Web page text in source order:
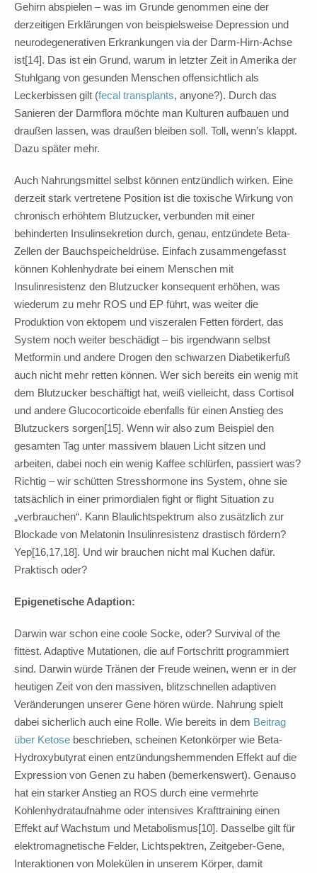
Gehirn abspielen – was im Grunde genommen eine der
derzeitigen Erklärungen von beispielsweise Depression und
neurodegenerativen Erkrankungen via der Darm-Hirn-Achse
ist[14]. Das ist ein Grund, warum in letzter Zeit in Amerika der
Stuhlgang von gesunden Menschen offensichtlich als
Leckerbissen gilt (fecal transplants, anyone?). Durch das
Sanieren der Darmflora möchte man Kulturen aufbauen und
draußen lassen, was draußen bleiben soll. Toll, wenn’s klappt.
Dazu später mehr.
Auch Nahrungsmittel selbst können entzündlich wirken. Eine
derzeit stark vertretene Position ist die toxische Wirkung von
chronisch erhöhtem Blutzucker, verbunden mit einer
behinderten Insulinsekretion durch, genau, entzündete Beta-
Zellen der Bauchspeicheldrüse. Einfach zusammengefasst
können Kohlenhydrate bei einem Menschen mit
Insulinresistenz den Blutzucker konsequent erhöhen, was
wiederum zu mehr ROS und EP führt, was weiter die
Produktion von ektopem und viszeralen Fetten fördert, das
System noch weiter beschädigt – bis irgendwann selbst
Metformin und andere Drogen den schwarzen Diabetikerfuß
auch nicht mehr retten können. Wer sich bereits ein wenig mit
dem Blutzucker beschäftigt hat, weiß vielleicht, dass Cortisol
und andere Glucocorticoide ebenfalls für einen Anstieg des
Blutzuckers sorgen[15]. Wenn wir also zum Beispiel den
gesamten Tag unter massivem blauen Licht sitzen und
arbeiten, dabei noch ein wenig Kaffee schlürfen, passiert was?
Richtig – wir schütten Stresshormone ins System, ohne sie
tatsächlich in einer primordialen fight or flight Situation zu
„verbrauchen“. Kann Blaulichtspektrum also zusätzlich zur
Blockade von Melatonin Insulinresistenz drastisch fördern?
Yep[16,17,18]. Und wir brauchen nicht mal Kuchen dafür.
Praktisch oder?
Epigenetische Adaption:
Darwin war schon eine coole Socke, oder? Survival of the
fittest. Adaptive Mutationen, die auf Fortschritt programmiert
sind. Darwin würde Tränen der Freude weinen, wenn er in der
heutigen Zeit von den massiven, blitzschnellen adaptiven
Veränderungen unserer Gene hören würde. Nahrung spielt
dabei sicherlich auch eine Rolle. Wie bereits in dem Beitrag
über Ketose beschrieben, scheinen Ketonkörper wie Beta-
Hydroxybutyrat einen entzündungshemmenden Effekt auf die
Expression von Genen zu haben (bemerkenswert). Genauso
hat ein starker Anstieg an ROS durch eine vermehrte
Kohlenhydrataufnahme oder intensives Krafttraining einen
Effekt auf Wachstum und Metabolismus[10]. Dasselbe gilt für
elektromagnetische Felder, Lichtspektren, Zeitgeber-Gene,
Interaktionen von Molekülen in unserem Körper, damit